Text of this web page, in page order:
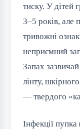
тиску. У дітей
3–5 років, але
тривожні
неприємний
Запах
лінту,
— твердого
Інфекції